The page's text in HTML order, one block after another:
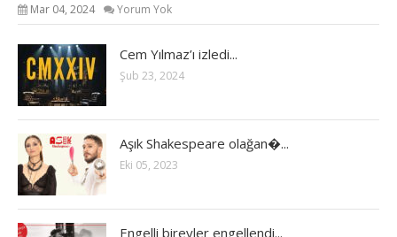
Mar 04, 2024 Yorum Yok
Cem Yılmaz’ı izledi...
Şub 23, 2024
Aşık Shakespeare olağan�...
Eki 05, 2023
Engelli bireyler engellendi...